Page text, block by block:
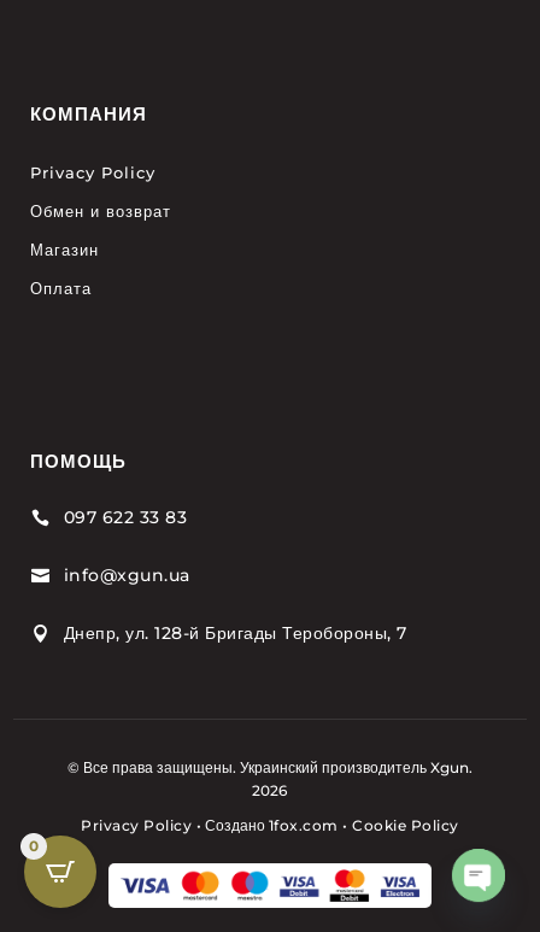
КОМПАНИЯ
Privacy Policy
Обмен и возврат
Магазин
Оплата
ПОМОЩЬ
 097 622 33 83
 info@xgun.ua
 Днепр, ул. 128-й Бригады Теробороны, 7
© Все права защищены. Украинский производитель Xgun.
2026
Privacy Policy • Создано 1fox.com•Cookie Policy
0